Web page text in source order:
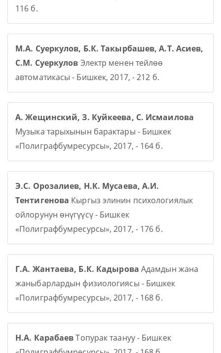
116 б.
М.А. Суеркулов, Б.К. Такырбашев, А.Т. Асиев,
С.М. Суеркулов Электр менен тейлөө
автоматикасы - Бишкек, 2017, - 212 б.
А. Жещинский, З. Куйкеева, С. Исмаилова
Музыка тарыхынын барактары - Бишкек
«Полиграфбумресурсы», 2017, - 164 б.
Э.С. Орозалиев, Н.К. Мусаева, А.И.
Тентигенова Кыргыз элинин психологиялык
ойлорунун өнүгүүсү - Бишкек
«Полиграфбумресурсы», 2017, - 176 б.
Г.А. Жантаева, Б.К. Кадырова Адамдын жана
жаныбарлардын физиологиясы - Бишкек
«Полиграфбумресурсы», 2017, - 168 б.
Н.А. КарабаевТопурак таануу - Бишкек